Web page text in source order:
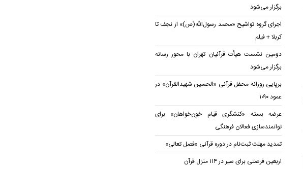
برگزار می‌شود
اجرای گروه تواشیح «محمد رسول‌الله(ص)» از نجف تا
کربلا + فیلم
دومین نشست هیأت قرآنیان تهران با محور رسانه
برگزار می‌شود
برپایی روزانه محفل قرآنی «الحسین شهیدالقرآن» در
عمود ۱۰۹۰
عرضه بسته «کنشگری قیام خون‌خواهان» برای
توانمندسازی فعالان فرهنگی
تمدید مهلت ثبت‌نام در دوره قرآنی «فصل تعالی»
اربعین فرصتی برای سیر در ۱۱۴ منزل قرآن